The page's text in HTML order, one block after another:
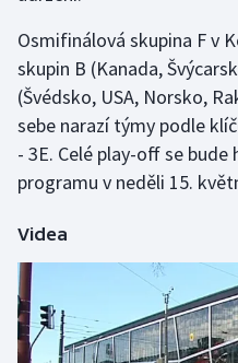
Osmifinálová skupina F v
skupin B (Kanada,
(Švédsko, USA, Norsko,
sebe narazí týmy podle
- 3E. Celé play-off se
programu v neděli 15.
Videa